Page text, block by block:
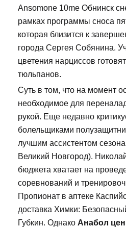
Ansomone 10me Обнинск
рамках программы сноса
которая близится к
города Сергея Собянина.
цветения нарциссов
тюльпанов.
Суть в том, что на момент
необходимое для
рукой. Еще недавно
болельщиками
лучшим ассистентом
Великий Новгород).
бюджета хватает на
соревнований и
Пропионат в аптеке
доставка Химки:
Губкин. Однако Анабол